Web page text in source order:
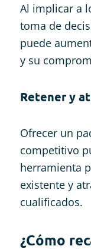
Al implicar a
toma de
puede
y su
Retener y
Ofrecer un
competitivo
herramienta
existente y
cualificados.
¿Cómo